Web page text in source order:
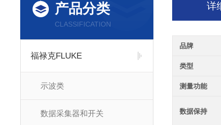
产品分类
CLASSIFICATION
福禄克FLUKE
示波类
数据采集器和开关
详
品牌
类型
测量功能
数据保持